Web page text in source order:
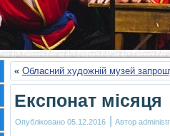
« Обласний художній музей
Експонат місяця
Опубліковано 05.12.2016 | Автор